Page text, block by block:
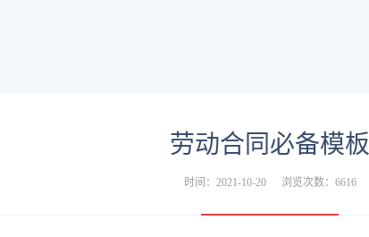
劳动合同必备模板
时间：2021-10-20 浏览次数：6616